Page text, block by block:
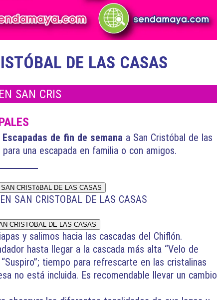
DE LAS CASAS
SAN CRIS
Escapadas de fin de semana a San Cristóbal de las
una escapada en familia o con amigos.
CRISTóBAL DE LAS CASAS
SAN CRISTOBAL DE LAS CASAS
CRISTOBAL DE LAS CASAS
y salimos hacia las cascadas del Chiflón.
hasta llegar a la cascada más alta “Velo de
tiempo para refrescarte en las cristalinas
no está incluida. Es recomendable llevar un cambio